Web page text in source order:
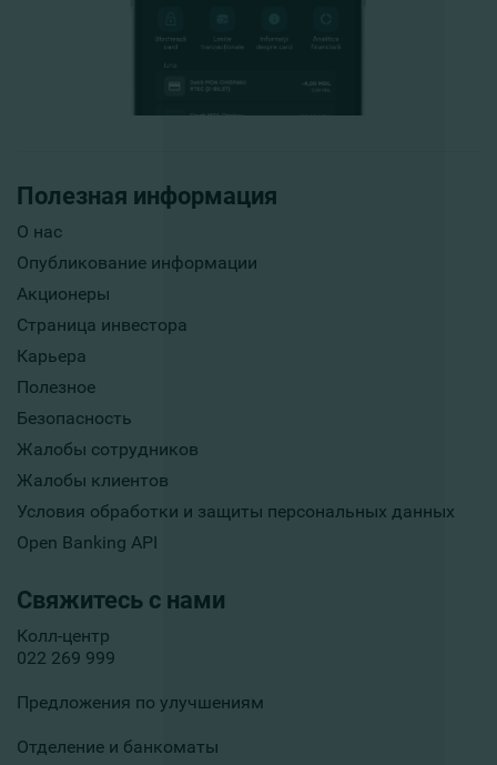
Полезная информация
О нас
Опубликование информации
Акционеры
Страница инвестора
Карьера
Полезное
Безопасность
Жалобы сотрудников
Жалобы клиентов
Условия обработки и защиты персональных данных
Open Banking API
Свяжитесь с нами
Колл-центр
022 269 999
Предложения по улучшениям
Отделение и банкоматы